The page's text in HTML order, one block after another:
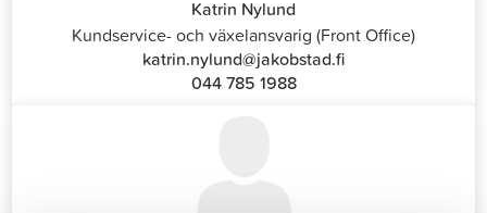
Katrin Nylund
Kundservice- och växelansvarig (Front Office)
katrin.nylund@jakobstad.fi
044 785 1988